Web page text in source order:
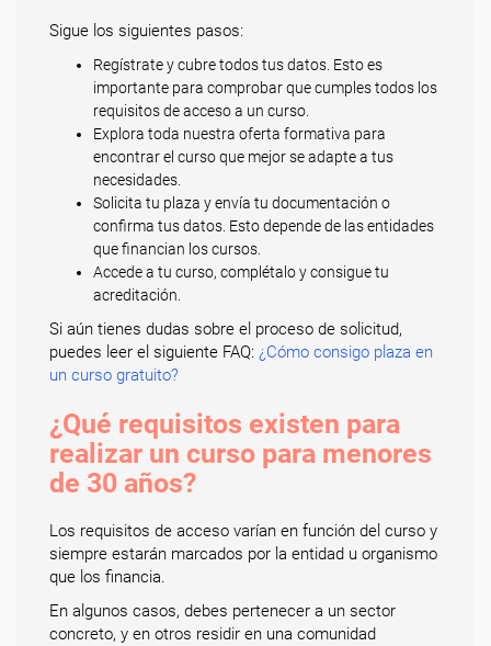
Sigue los siguientes pasos:
Regístrate y cubre todos tus datos. Esto es
importante para comprobar que cumples todos los
requisitos de acceso a un curso.
Explora toda nuestra oferta formativa para
encontrar el curso que mejor se adapte a tus
necesidades.
Solicita tu plaza y envía tu documentación o
confirma tus datos. Esto depende de las entidades
que financian los cursos.
Accede a tu curso, complétalo y consigue tu
acreditación.
Si aún tienes dudas sobre el proceso de solicitud,
puedes leer el siguiente FAQ: ¿Cómo consigo plaza en
un curso gratuito?
¿Qué requisitos existen para
realizar un curso para menores
de 30 años?
Los requisitos de acceso varían en función del curso y
siempre estarán marcados por la entidad u organismo
que los financia.
En algunos casos, debes pertenecer a un sector
concreto, y en otros residir en una comunidad